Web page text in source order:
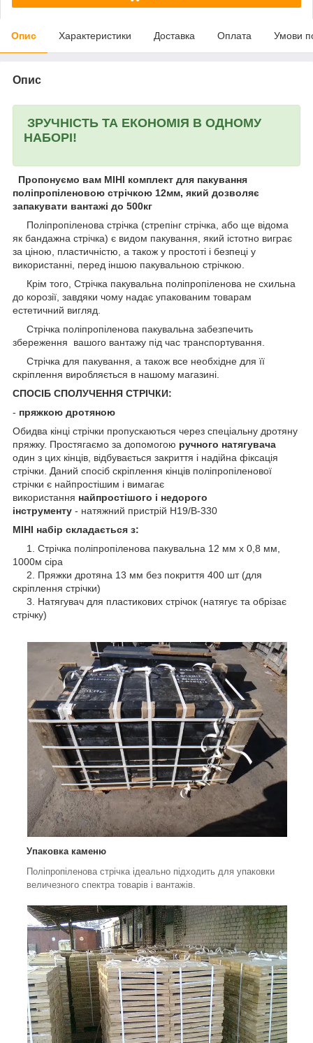
Опис Характеристики Доставка Оплата Умови
Опис
ЗРУЧНІСТЬ ТА ЕКОНОМІЯ В ОДНОМУ
НАБОРІ!
Пропонуємо вам МІНІ комплект для пакування
поліпропіленовою стрічкою 12мм, який дозволяє
запакувати вантажі до 500кг
Поліпропіленова стрічка (стрепінг стрічка, або ще відома
як бандажна стрічка) є видом пакування, який істотно виграє
за ціною, пластичністю, а також у простоті і безпеці у
використанні, перед іншою пакувальною стрічкою.
Крім того, Стрічка пакувальна поліпропіленова не схильна
до корозії, завдяки чому надає упакованим товарам
естетичний вигляд.
Стрічка поліпропіленова пакувальна забезпечить
збереження вашого вантажу під час транспортування.
Стрічка для пакування, а також все необхідне для її
скріплення виробляється в нашому магазині.
СПОСІБ СПОЛУЧЕННЯ СТРІЧКИ:
- пряжкою дротяною
Обидва кінці стрічки пропускаються через спеціальну дротяну
пряжку. Простягаємо за допомогою ручного натягувача
один з цих кінців, відбувається закриття і надійна фіксація
стрічки. Даний спосіб скріплення кінців поліпропіленової
стрічки є найпростішим і вимагає
використання найпростішого і недорого
інструменту - натяжний пристрій Н19/В-330
МІНІ набір складається з:
1. Стрічка поліпропіленова пакувальна 12 мм х 0,8 мм,
1000м сіра
2. Пряжки дротяна 13 мм без покриття 400 шт (для
скріплення стрічки)
3. Натягувач для пластикових стрічок (натягує та обрізає
стрічку)
Упаковка каменю
Поліпропіленова стрічка ідеально підходить для упаковки
величезного спектра товарів і вантажів.